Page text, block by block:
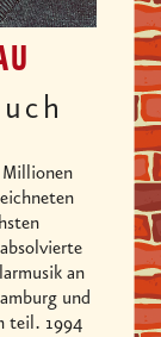
an
und
teil. 1994